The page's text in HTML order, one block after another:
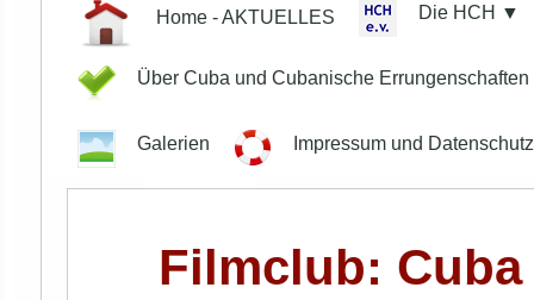
Home - AKTUELLES Die HCH ▼
Über Cuba und Cubanische
Galerien Impressum und Datenschutz
Filmclub: Cuba